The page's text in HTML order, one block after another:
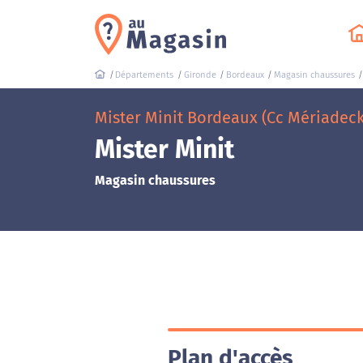
Départements Gironde Bordeaux Magasin chaussures
Mister Minit Bordeaux (Cc
Mister Minit
Magasin chaussures